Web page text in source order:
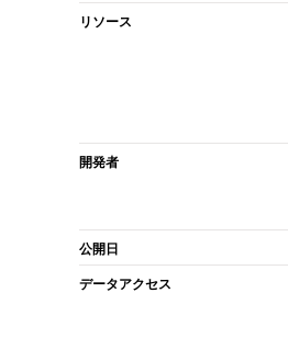
リソース
開発者
公開日
データアクセス